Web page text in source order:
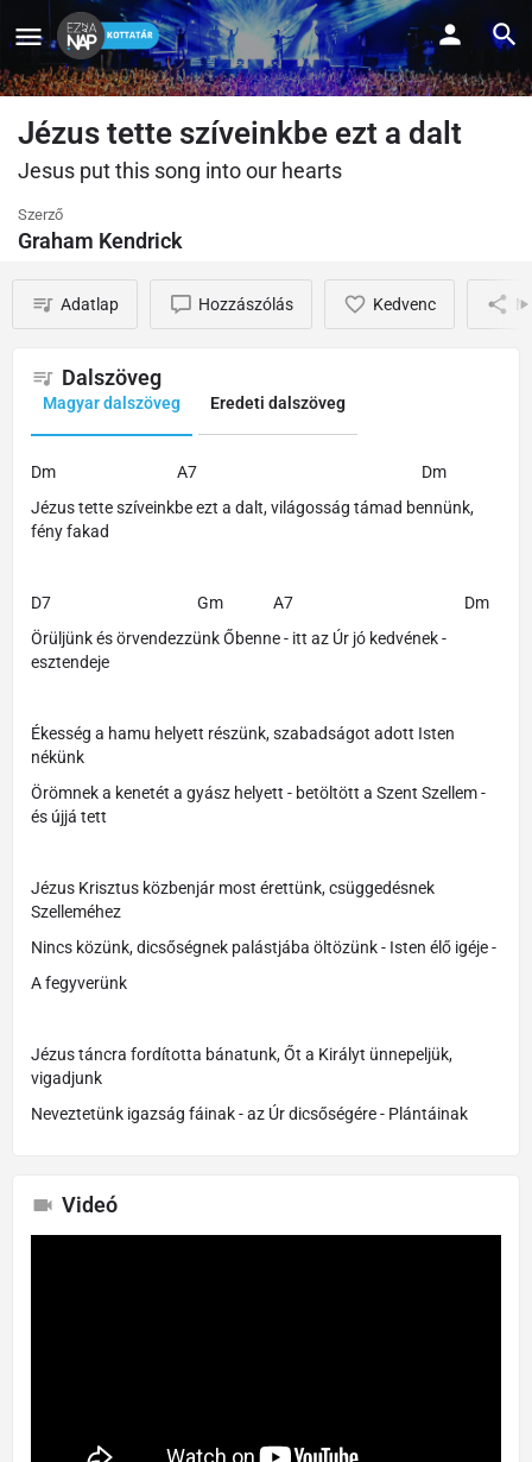
Jézus tette szíveinkbe ezt a dalt
Jesus put this song into our hearts
Szerző
Graham Kendrick
Adatlap Hozzászólás Kedvenc
Dalszöveg
Magyar dalszöveg Eredeti dalszöveg
Dm A7 Dm
Jézus tette szíveinkbe ezt a dalt, világosság támad bennünk,
fény fakad
D7 Gm A7 Dm
Örüljünk és örvendezzünk Őbenne - itt az Úr jó kedvének -
esztendeje
Ékesség a hamu helyett részünk, szabadságot adott Isten
nékünk
Örömnek a kenetét a gyász helyett - betöltött a Szent Szellem -
és újjá tett
Jézus Krisztus közbenjár most érettünk, csüggedésnek
Szelleméhez
Nincs közünk, dicsőségnek palástjába öltözünk - Isten élő igéje -
A fegyverünk
Jézus táncra fordította bánatunk, Őt a Királyt ünnepeljük,
vigadjunk
Neveztetünk igazság fáinak - az Úr dicsőségére - Plántáinak
Videó